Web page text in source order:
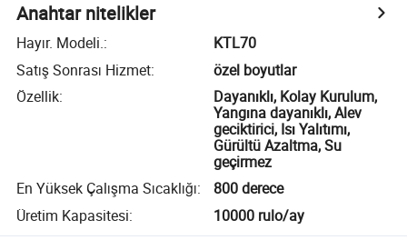
Anahtar nitelikler
Hayır. Modeli.:
KTL70
Satış Sonrası Hizmet:
özel boyutlar
Özellik:
Dayanıklı, Kolay Kurulum,
Yangına dayanıklı, Alev
geciktirici, Isı Yalıtımı,
Gürültü Azaltma, Su
geçirmez
En Yüksek Çalışma Sıcaklığı:
800 derece
Üretim Kapasitesi: 10000 rulo/ay